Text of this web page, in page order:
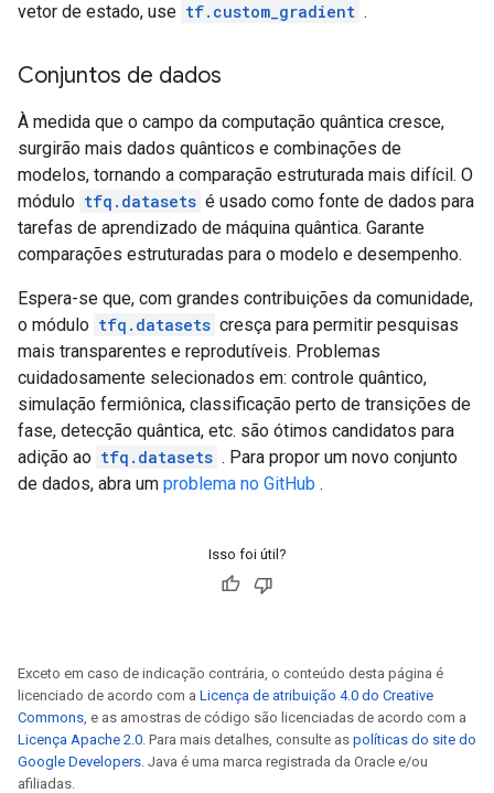
vetor de estado, use tf.custom_gradient .
Conjuntos de dados
À medida que o campo da computação quântica cresce,
surgirão mais dados quânticos e combinações de
modelos, tornando a comparação estruturada mais difícil. O
módulo tfq.datasets é usado como fonte de dados para
tarefas de aprendizado de máquina quântica. Garante
comparações estruturadas para o modelo e desempenho.
Espera-se que, com grandes contribuições da comunidade,
o módulo tfq.datasets cresça para permitir pesquisas
mais transparentes e reprodutíveis. Problemas
cuidadosamente selecionados em: controle quântico,
simulação fermiônica, classificação perto de transições de
fase, detecção quântica, etc. são ótimos candidatos para
adição ao tfq.datasets . Para propor um novo conjunto
de dados, abra um problema no GitHub .
Isso foi útil?
Exceto em caso de indicação contrária, o conteúdo desta página é
licenciado de acordo com a Licença de atribuição 4.0 do Creative
Commons, e as amostras de código são licenciadas de acordo com a
Licença Apache 2.0. Para mais detalhes, consulte as políticas do site do
Google Developers. Java é uma marca registrada da Oracle e/ou
afiliadas.